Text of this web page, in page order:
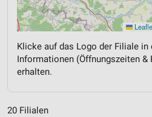
Klicke auf das Logo der Filiale in
Informationen (Öffnungszeiten &
erhalten.
20 Filialen